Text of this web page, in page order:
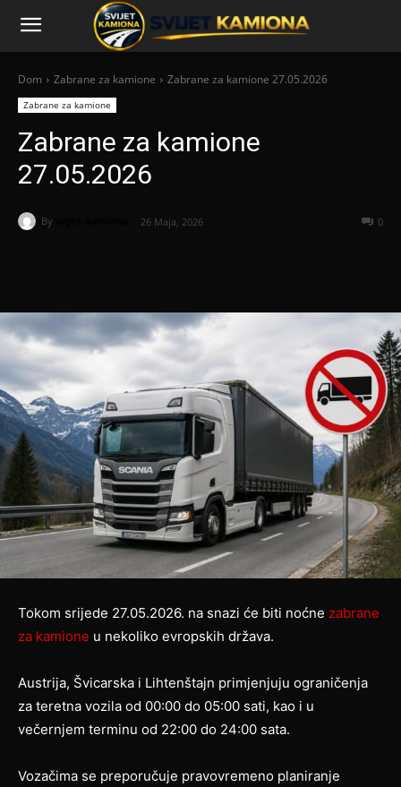
Dom Zabrane za kamione Zabrane za kamione 27.05.2026
Zabrane za kamione
Zabrane za kamione
27.05.2026
By 26 Maja, 2026 0
Tokom srijede 27.05.2026. na snazi će biti noćne zabrane
za kamione u nekoliko evropskih država.
Austrija, Švicarska i Lihtenštajn primjenjuju ograničenja
za teretna vozila od 00:00 do 05:00 sati, kao i u
večernjem terminu od 22:00 do 24:00 sata.
Vozačima se preporučuje pravovremeno planiranje